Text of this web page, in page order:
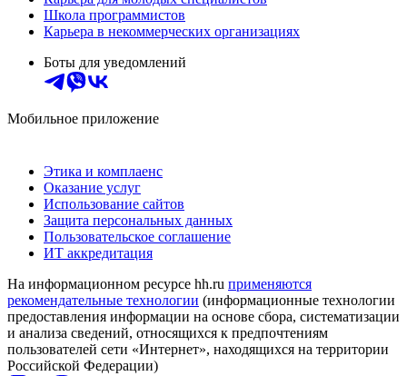
Школа программистов
Карьера в некоммерческих организациях
Боты для уведомлений
Мобильное приложение
Этика и комплаенс
Оказание услуг
Использование сайтов
Защита персональных данных
Пользовательское соглашение
ИТ аккредитация
На информационном ресурсе hh.ru применяются
рекомендательные технологии (информационные технологии
предоставления информации на основе сбора, систематизации
и анализа сведений, относящихся к предпочтениям
пользователей сети «Интернет», находящихся на территории
Российской Федерации)